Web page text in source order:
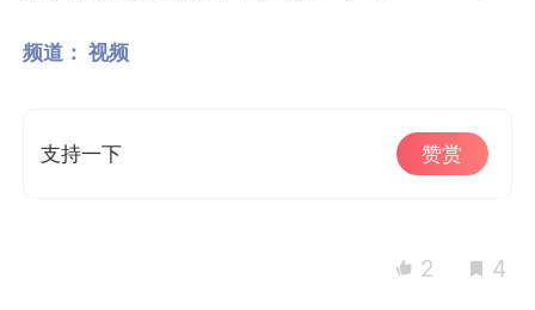
频道： 视频
支持一下 赞赏
2 4